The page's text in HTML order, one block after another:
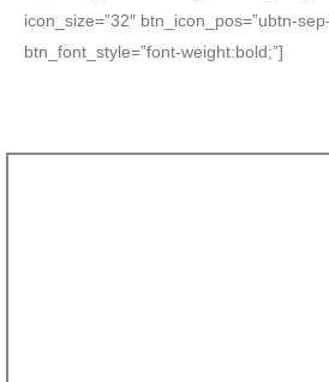
icon_size=”32″ btn_icon_pos=”ubtn-
btn_font_style=”font-weight:bold;”]